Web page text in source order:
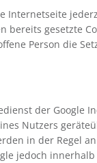
Internetseite
bereits gesetzte
Person die
der
Nutzers
in der Regel
jedoch